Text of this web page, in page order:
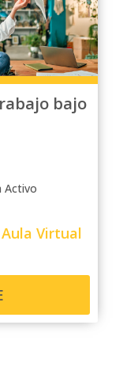
bajo
Activo
Aula Virtual